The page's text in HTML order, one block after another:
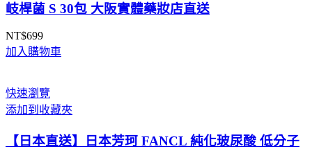
岐桿菌 S 30包 大阪實體藥妝店直送
NT$699
加入購物車
快速瀏覽
添加到收藏夾
【日本直送】日本芳珂 FANCL 純化玻尿酸 低分子